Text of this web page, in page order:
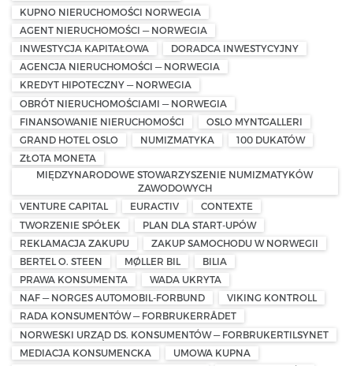
KUPNO NIERUCHOMOŚCI NORWEGIA
AGENT NIERUCHOMOŚCI — NORWEGIA
INWESTYCJA KAPITAŁOWA
DORADCA INWESTYCYJNY
AGENCJA NIERUCHOMOŚCI — NORWEGIA
KREDYT HIPOTECZNY — NORWEGIA
OBRÓT NIERUCHOMOŚCIAMI — NORWEGIA
FINANSOWANIE NIERUCHOMOŚCI
OSLO MYNTGALLERI
GRAND HOTEL OSLO
NUMIZMATYKA
100 DUKATÓW
ZŁOTA MONETA
MIĘDZYNARODOWE STOWARZYSZENIE NUMIZMATYKÓW
ZAWODOWYCH
VENTURE CAPITAL
EURACTIV
CONTEXTE
TWORZENIE SPÓŁEK
PLAN DLA START-UPÓW
REKLAMACJA ZAKUPU
ZAKUP SAMOCHODU W NORWEGII
BERTEL O. STEEN
MØLLER BIL
BILIA
PRAWA KONSUMENTA
WADA UKRYTA
NAF — NORGES AUTOMOBIL-FORBUND
VIKING KONTROLL
RADA KONSUMENTÓW — FORBRUKERRÅDET
NORWESKI URZĄD DS. KONSUMENTÓW — FORBRUKERTILSYNET
MEDIACJA KONSUMENCKA
UMOWA KUPNA